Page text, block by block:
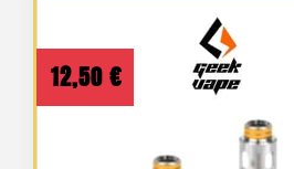
12,50 €